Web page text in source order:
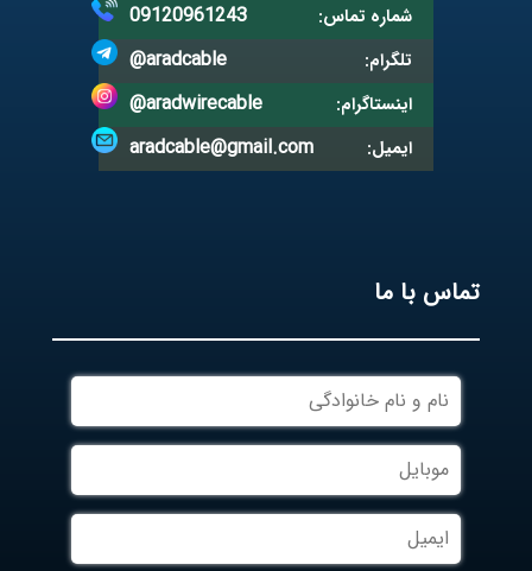
شماره تماس: 09120961243
تلگرام: @aradcable
اینستاگرام: @aradwirecable
ایمیل: aradcable@gmail.com
تماس با ما